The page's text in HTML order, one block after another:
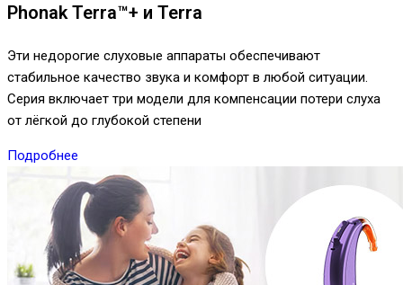
Phonak Terra™+ и Terra
Эти недорогие слуховые аппараты обеспечивают
стабильное качество звука и комфорт в любой ситуации.
Серия включает три модели для компенсации потери слуха
от лёгкой до глубокой степени
Подробнее